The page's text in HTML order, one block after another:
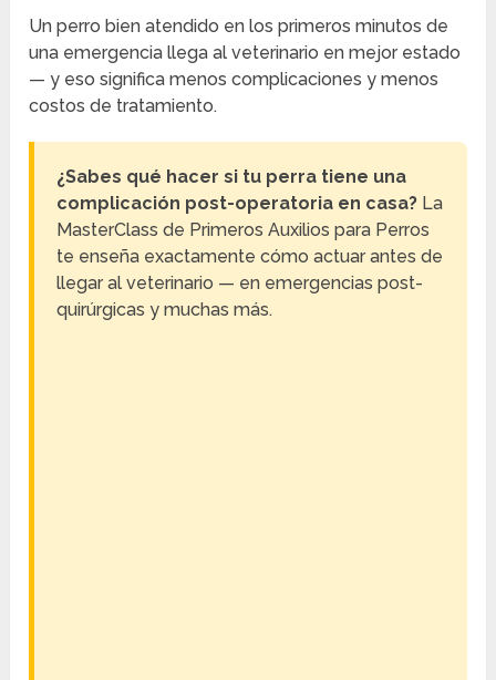
Un perro bien atendido en los primeros minutos de
una emergencia llega al veterinario en mejor estado
— y eso significa menos complicaciones y menos
costos de tratamiento.
¿Sabes qué hacer si tu perra tiene una
complicación post-operatoria en casa? La
MasterClass de Primeros Auxilios para Perros
te enseña exactamente cómo actuar antes de
llegar al veterinario — en emergencias post-
quirúrgicas y muchas más.